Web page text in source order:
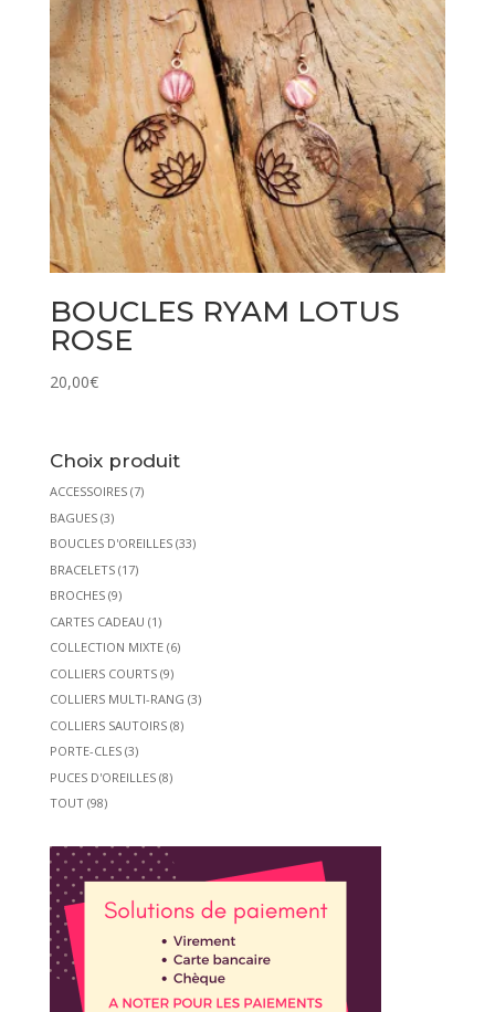
BOUCLES RYAM LOTUS
ROSE
20,00€
Choix produit
ACCESSOIRES (7)
BAGUES (3)
BOUCLES D'OREILLES (33)
BRACELETS (17)
BROCHES (9)
CARTES CADEAU (1)
COLLECTION MIXTE (6)
COLLIERS COURTS (9)
COLLIERS MULTI-RANG (3)
COLLIERS SAUTOIRS (8)
PORTE-CLES (3)
PUCES D'OREILLES (8)
TOUT (98)